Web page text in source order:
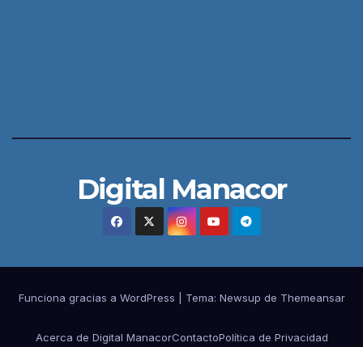
Digital Manacor
Funciona gracias a WordPress Tema: Newsup de Themeansar
Acerca de Digital ManacorContactoPolítica de Privacidad